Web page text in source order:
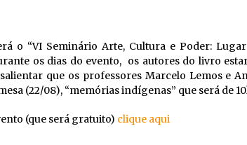
o “VI Seminário Arte, Cultura e Poder:
os dias do evento, os autores do livro
que os professores Marcelo Lemos e
(22/08), “memórias indígenas” que será de
(que será gratuito) clique aqui